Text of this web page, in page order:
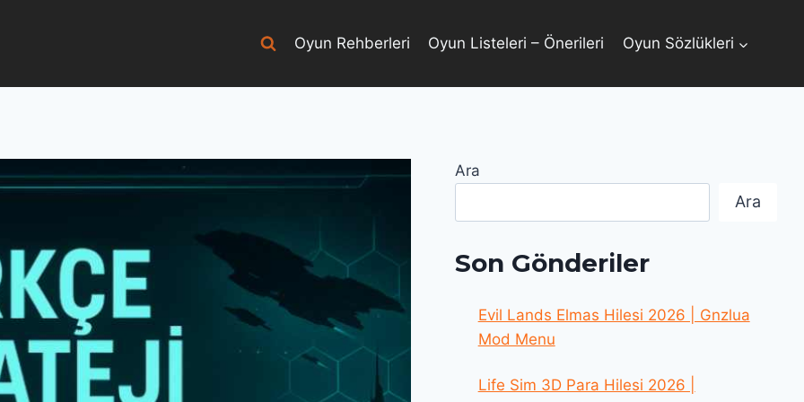
Oyun Rehberleri Oyun Listeleri – Önerileri Oyun Sözlükleri
Ara
Ara
Son Gönderiler
Evil Lands Elmas Hilesi 2026 | Gnzlua
Mod Menu
Life Sim 3D Para Hilesi 2026 |